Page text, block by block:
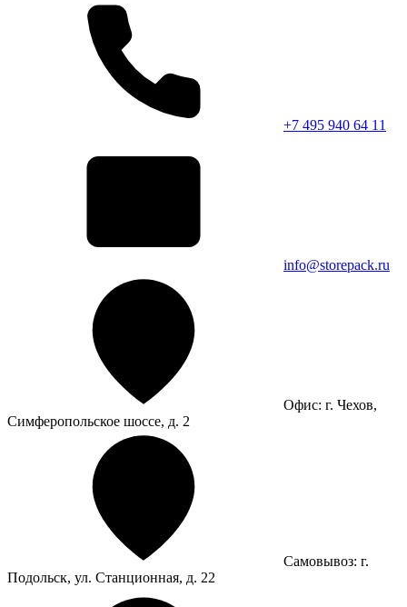
+7 495 940 64 11
info@storepack.ru
Офис: г. Чехов,
Симферопольское шоссе, д. 2
Самовывоз: г.
Подольск, ул. Станционная, д. 22